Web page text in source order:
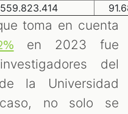
toma en cuenta
en 2023 fue
del
la Universidad
no solo se